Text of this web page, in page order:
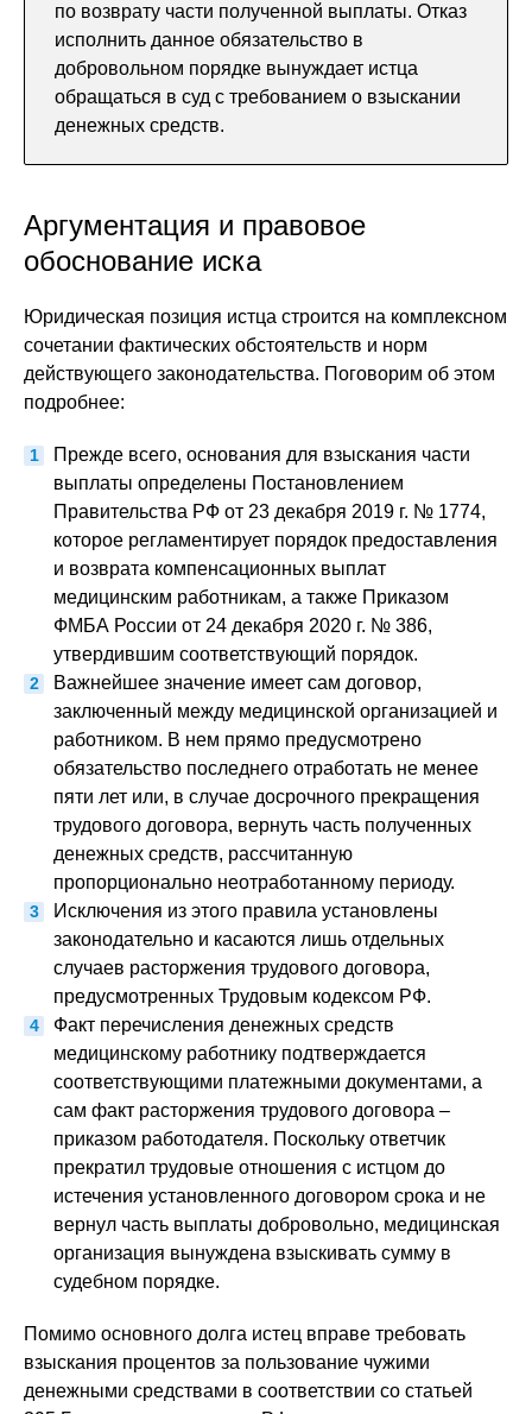
по возврату части полученной выплаты. Отказ
исполнить данное обязательство в
добровольном порядке вынуждает истца
обращаться в суд с требованием о взыскании
денежных средств.
Аргументация и правовое
обоснование иска
Юридическая позиция истца строится на комплексном
сочетании фактических обстоятельств и норм
действующего законодательства. Поговорим об этом
подробнее:
Прежде всего, основания для взыскания части
выплаты определены Постановлением
Правительства РФ от 23 декабря 2019 г. № 1774,
которое регламентирует порядок предоставления
и возврата компенсационных выплат
медицинским работникам, а также Приказом
ФМБА России от 24 декабря 2020 г. № 386,
утвердившим соответствующий порядок.
Важнейшее значение имеет сам договор,
заключенный между медицинской организацией и
работником. В нем прямо предусмотрено
обязательство последнего отработать не менее
пяти лет или, в случае досрочного прекращения
трудового договора, вернуть часть полученных
денежных средств, рассчитанную
пропорционально неотработанному периоду.
Исключения из этого правила установлены
законодательно и касаются лишь отдельных
случаев расторжения трудового договора,
предусмотренных Трудовым кодексом РФ.
Факт перечисления денежных средств
медицинскому работнику подтверждается
соответствующими платежными документами, а
сам факт расторжения трудового договора –
приказом работодателя. Поскольку ответчик
прекратил трудовые отношения с истцом до
истечения установленного договором срока и не
вернул часть выплаты добровольно, медицинская
организация вынуждена взыскивать сумму в
судебном порядке.
Помимо основного долга истец вправе требовать
взыскания процентов за пользование чужими
денежными средствами в соответствии со статьей